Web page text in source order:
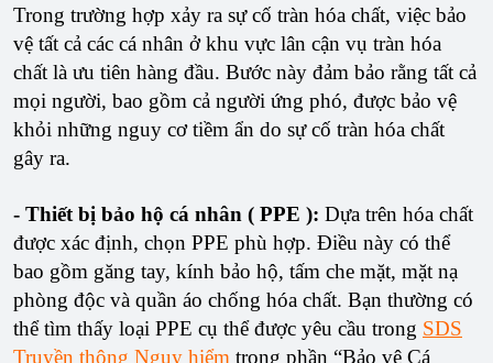
Trong trường hợp xảy ra sự cố tràn hóa chất, việc bảo
vệ tất cả các cá nhân ở khu vực lân cận vụ tràn hóa
chất là ưu tiên hàng đầu. Bước này đảm bảo rằng tất cả
mọi người, bao gồm cả người ứng phó, được bảo vệ
khỏi những nguy cơ tiềm ẩn do sự cố tràn hóa chất
gây ra.
- Thiết bị bảo hộ cá nhân ( PPE ): Dựa trên hóa chất
được xác định, chọn PPE phù hợp. Điều này có thể
bao gồm găng tay, kính bảo hộ, tấm che mặt, mặt nạ
phòng độc và quần áo chống hóa chất. Bạn thường có
thể tìm thấy loại PPE cụ thể được yêu cầu trong SDS
Truyền thông Nguy hiểm trong phần “Bảo vệ Cá